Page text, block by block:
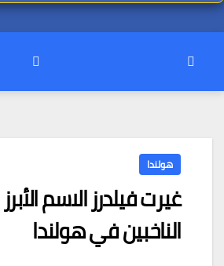
هولندا
غيرت فيلدرز الاسم
الناخبين في هولندا